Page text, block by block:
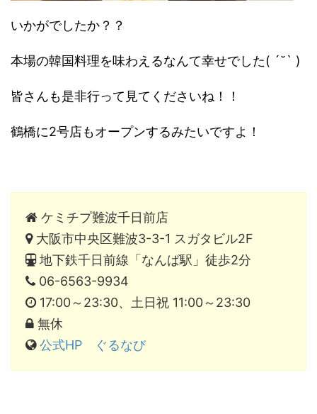
いかがでしたか？？
本場の韓国料理を味わえるなんて幸せでした( ´˘` )
皆さんも是非行って見てくださいね！！
鶴橋に2号店もオープンするみたいですよ！
ケミチプ難波千日前店
大阪市中央区難波3-3-1 スガタビル2F
地下鉄千日前線「なんば駅」徒歩2分
06-6563-9934
17:00～23:30、土日祝 11:00～23:30
無休
公式HP
ぐるなび